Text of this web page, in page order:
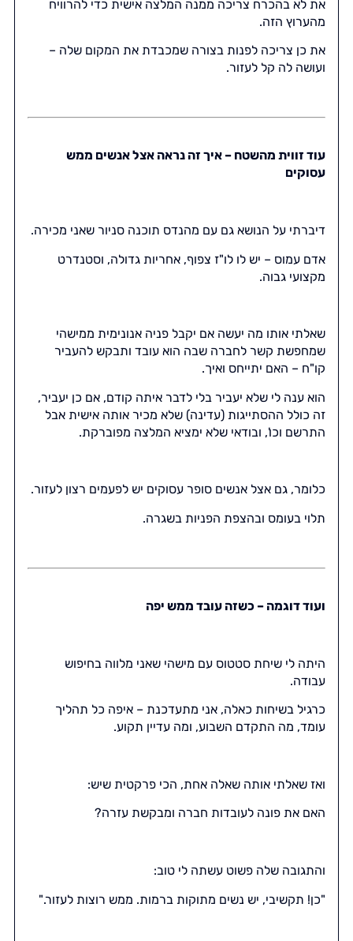
את לא בהכרח צריכה ממנה המלצה אישית כדי להרוויח
מהערוץ הזה.
את כן צריכה לפנות בצורה שמכבדת את המקום שלה –
ועושה לה קל לעזור.
עוד זווית מהשטח – איך זה נראה אצל אנשים ממש
עסוקים
דיברתי על הנושא גם עם מהנדס תוכנה סניור שאני מכירה.
אדם עמוס – יש לו לו"ז צפוף, אחריות גדולה, וסטנדרט
מקצועי גבוה.
שאלתי אותו מה יעשה אם יקבל פניה אנונימית ממישהי
שמחפשת קשר לחברה שבה הוא עובד ותבקש להעביר
קו"ח – האם יתייחס ואיך.
הוא ענה לי שלא יעביר בלי לדבר איתה קודם, אם כן יעביר,
זה כולל ההסתייגות (עדינה) שלא מכיר אותה אישית אבל
התרשם וכו', ובודאי שלא ימציא המלצה מפוברקת.
כלומר, גם אצל אנשים סופר עסוקים יש לפעמים רצון לעזור.
תלוי בעומס ובהצפת הפניות בשגרה.
ועוד דוגמה – כשזה עובד ממש יפה
היתה לי שיחת סטטוס עם מישהי שאני מלווה בחיפוש
עבודה.
כרגיל בשיחות כאלה, אני מתעדכנת – איפה כל תהליך
עומד, מה התקדם השבוע, ומה עדיין תקוע.
ואז שאלתי אותה שאלה אחת, הכי פרקטית שיש:
האם את פונה לעובדות חברה ומבקשת עזרה?
והתגובה שלה פשוט עשתה לי טוב:
"כן! תקשיבי, יש נשים מתוקות ברמות. ממש רוצות לעזור."